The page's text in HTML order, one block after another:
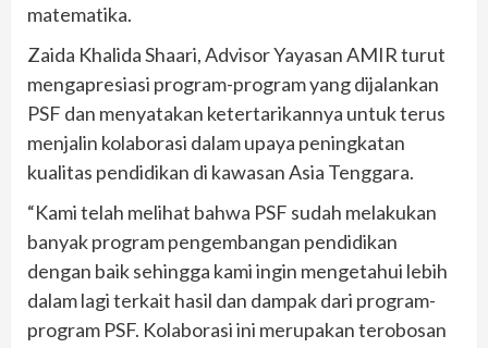
matematika.
Zaida Khalida Shaari, Advisor Yayasan AMIR turut
mengapresiasi program-program yang dijalankan
PSF dan menyatakan ketertarikannya untuk terus
menjalin kolaborasi dalam upaya peningkatan
kualitas pendidikan di kawasan Asia Tenggara.
“Kami telah melihat bahwa PSF sudah melakukan
banyak program pengembangan pendidikan
dengan baik sehingga kami ingin mengetahui lebih
dalam lagi terkait hasil dan dampak dari program-
program PSF. Kolaborasi ini merupakan terobosan